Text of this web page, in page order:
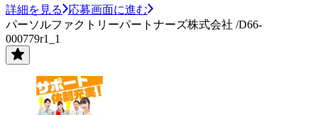
詳細を見る
応募画面に進む
パーソルファクトリーパートナーズ株式会社 /D66-
000779r1_1